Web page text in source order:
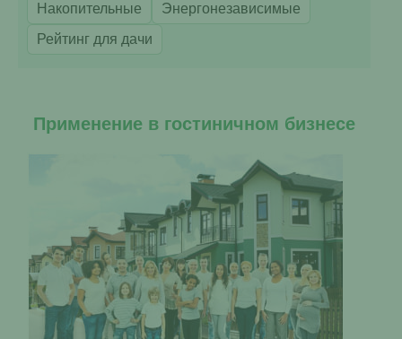
Накопительные
Энергонезависимые
Рейтинг для дачи
Применение в гостиничном бизнесе